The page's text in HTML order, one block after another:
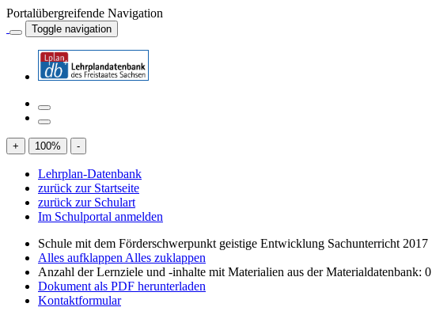
Portalübergreifende Navigation
Toggle navigation
+ 100% -
Lehrplan-Datenbank
zurück zur Startseite
zurück zur Schulart
Im Schulportal anmelden
Schule mit dem Förderschwerpunkt geistige Entwicklung Sachunterricht 2017
Alles aufklappen Alles zuklappen
Anzahl der Lernziele und -inhalte mit Materialien aus der Materialdatenbank: 0
Dokument als PDF herunterladen
Kontaktformular